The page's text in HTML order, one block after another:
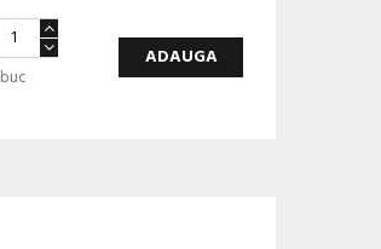
buc
ADAUGA